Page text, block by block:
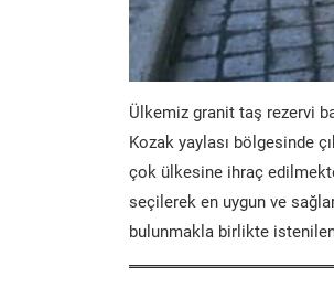
Ülkemiz granit taş rezervi
Kozak yaylası bölgesinde
çok ülkesine ihraç
seçilerek en uygun ve
bulunmakla birlikte